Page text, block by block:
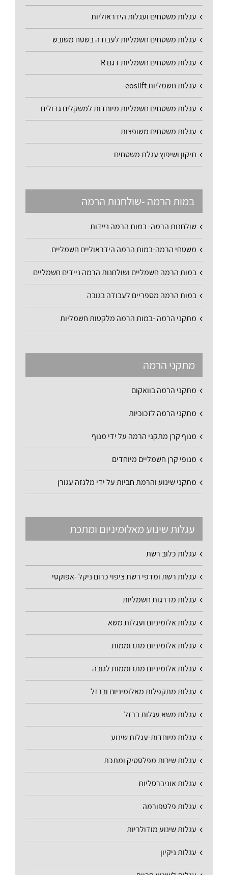
עגלות משטחים ועגלות הידראוליות
עגלות משטחים חשמליות לעבודה בשטח משובש
עגלות משטחים חשמליות דגם R
עגלות חשמליות eoslift
עגלות משטחים חשמליות מיוחדות למשקלים גדולים
עגלות משטחים משופצות
תיקון ושיפוץ עגלת משטחים
במות הרמה -שולחנות הרמה
שולחנות הרמה- במות הרמה ניידות
משטחי הרמה-במות הרמה הידראוליים חשמליים
במות הרמה חשמליים ושולחנות הרמה ניידים חשמליים
במות הרמה מספריים לעבודה בגובה
מתקני הרמה -במות הרמה מלקטות חשמליות
מתקני הרמה
מתקני הרמה בוואקום
מתקני הרמה לזכוכיות
מנוף קרן מתקני הרמה על ידי מנוף
מנופי קרן חשמליים מיוחדים
מתקני שינוע והרמת חביות על ידי מלגזה עגורן
עגלות שינוע מאלומיניום ומתכת
עגלות כלוב רשת
עגלות רשת ומדפי רשת ציפוי כרום ניקל -אפוקסי
עגלות מדרגות חשמליות
עגלות אלומיניום ועגלות משא
עגלות אלומיניום מתרוממות
עגלות אלומיניום מתרוממות לגובה
עגלות מתקפלות מאלומיניום וברזל
עגלות משא עגלות ברזל
עגלות מיוחדות-עגלות שינוע
עגלות שירות מפלסטיק ומתכת
עגלות אוניברסליות
עגלות פלטפורמה
עגלות שינוע מודולריות
עגלות ניקיון